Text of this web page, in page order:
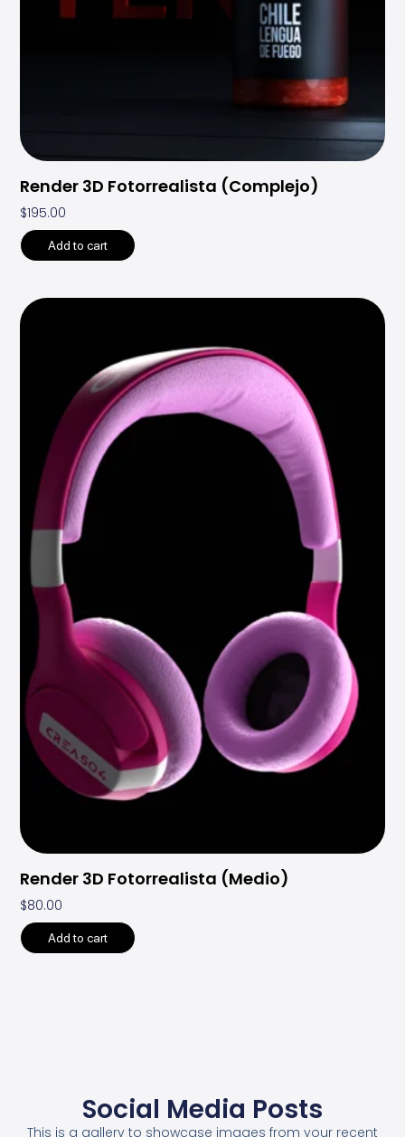
Render 3D Fotorrealista (Complejo)
$195.00
Add to cart
Render 3D Fotorrealista (Medio)
$80.00
Add to cart
Social Media Posts
This is a gallery to showcase images from your recent